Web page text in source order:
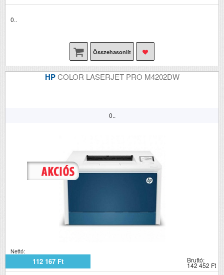
0..
Összehasonlít
HPCOLOR LASERJET PRO M4202DW
0..
Nettó:
112 167 Ft Bruttó:
142 452 Ft